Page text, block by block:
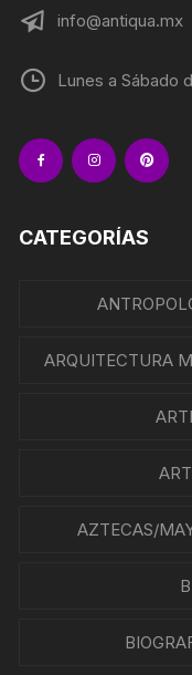
info@antiqua.mx
Lunes a Sábado
CATEGORÍAS
ARQUITECTURA
AZTECAS/